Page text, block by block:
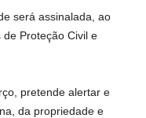
será assinalada, ao
Proteção Civil e
pretende alertar e
da propriedade e